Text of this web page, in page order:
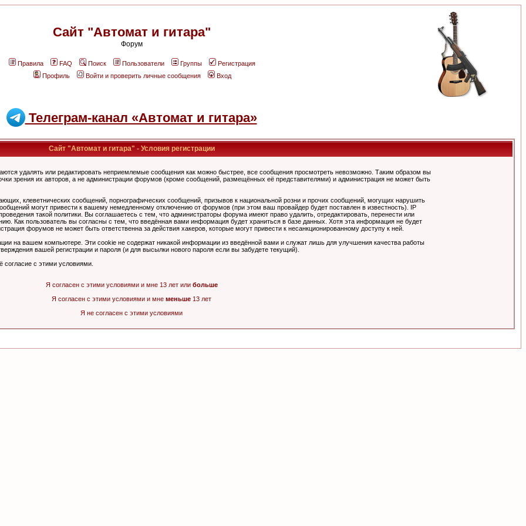
Сайт "Автомат и гитара"
Форум
Правила FAQ Поиск Пользователи Группы
Регистрация
Профиль
Войти и проверить личные сообщения Вход
Телеграм-канал «Автомат и гитара»
Сайт "Автомат и гитара" - Условия регистрации
удалять или редактировать неприемлемые сообщения как можно быстрее, все сообщения просмотреть невозможно. Таким образом вы
зрения их авторов, а не администрации форумов (кроме сообщений, размещённых её представителями) и администрация не может быть
клеветнических сообщений, порнографических сообщений, призывов к национальной розни и прочих сообщений, могущих нарушить
могут привести к вашему немедленному отключению от форумов (при этом ваш провайдер будет поставлен в известность). IP
такой политики. Вы соглашаетесь с тем, что администраторы форума имеют право удалить, отредактировать, перенести или
Как пользователь вы согласны с тем, что введённая вами информация будет храниться в базе данных. Хотя эта информация не будет
форумов не может быть ответственна за действия хакеров, которые могут привести к несанкционированному доступу к ней.
на вашем компьютере. Эти cookie не содержат никакой информации из введённой вами и служат лишь для улучшения качества работы
вашей регистрации и пароля (и для высылки нового пароля если вы забудете текущий).
согласие с этими условиями.
Я согласен с этими условиями и мне 13 лет или больше
Я согласен с этими условиями и мне меньше 13 лет
Я не согласен с этими условиями